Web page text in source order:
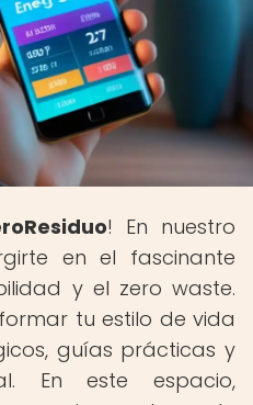
! En nuestro
en el fascinante
y el zero waste.
tu estilo de vida
guías prácticas y
En este espacio,